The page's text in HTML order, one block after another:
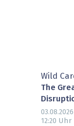
Wild
The
12:20 Uhr